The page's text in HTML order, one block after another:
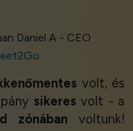
Daniel A - CEO
volt, és
sikeres volt - a
zónában voltunk!